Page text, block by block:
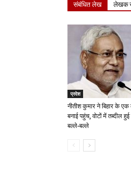
संबंधित लेख लेखक
प्रदेश
नीतीश कुमार ने बिहार के एक
बनाई पहुंच, वोटों में तब्दील
बल्ले-बल्ले